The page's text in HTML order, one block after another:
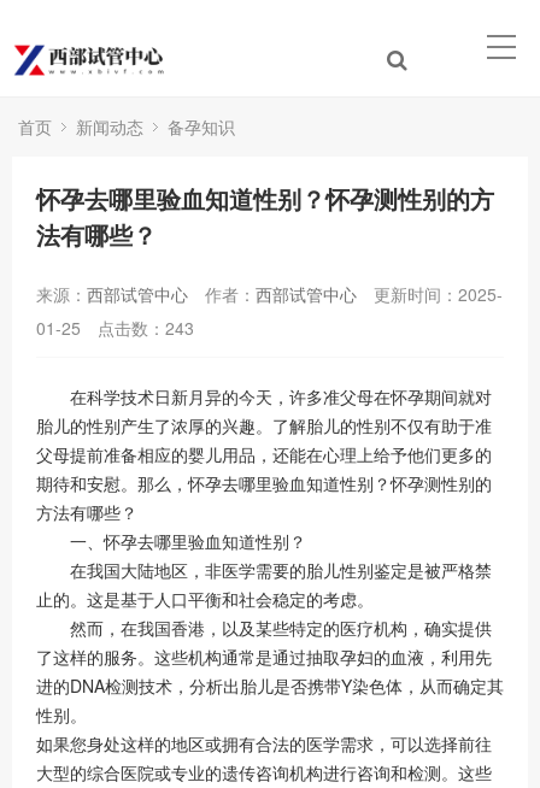
首页 新闻动态 备孕知识
怀孕去哪里验血知道性别？怀孕测性别的方
法有哪些？
来源： 西部试管中心 作者： 西部试管中心
更新时间：2025-
01-25
点击数： 243
在科学技术日新月异的今天，许多准父母在怀孕期间就对
胎儿的性别产生了浓厚的兴趣。了解胎儿的性别不仅有助于准
父母提前准备相应的婴儿用品，还能在心理上给予他们更多的
期待和安慰。那么，怀孕去哪里验血知道性别？怀孕测性别的
方法有哪些？
一、怀孕去哪里验血知道性别？
在我国大陆地区，非医学需要的胎儿性别鉴定是被严格禁
止的。这是基于人口平衡和社会稳定的考虑。
然而，在我国香港，以及某些特定的医疗机构，确实提供
了这样的服务。这些机构通常是通过抽取孕妇的血液，利用先
进的DNA检测技术，分析出胎儿是否携带Y染色体，从而确定其
性别。
如果您身处这样的地区或拥有合法的医学需求，可以选择前往
大型的综合医院或专业的遗传咨询机构进行咨询和检测。这些